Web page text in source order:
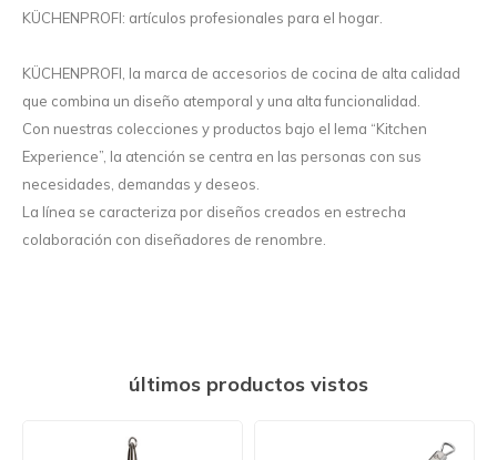
KÜCHENPROFI: artículos profesionales para el hogar.
KÜCHENPROFI, la marca de accesorios de cocina de alta calidad
que combina un diseño atemporal y una alta funcionalidad.
Con nuestras colecciones y productos bajo el lema “Kitchen
Experience”, la atención se centra en las personas con sus
necesidades, demandas y deseos.
La línea se caracteriza por diseños creados en estrecha
colaboración con diseñadores de renombre.
últimos productos vistos